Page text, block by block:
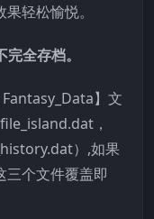
轻松愉悦。
全存档。
】文
，
）,如果
三个文件覆盖即